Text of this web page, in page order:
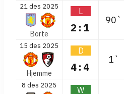
21 des 2025
Borte
L
2:1
90`
15 des 2025
Hjemme
D
4:4
1`
8 des 2025 W